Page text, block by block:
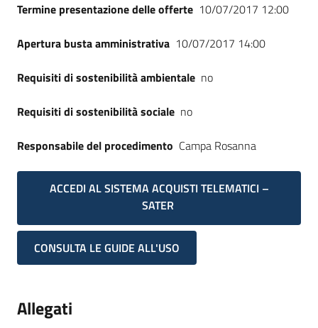
Termine presentazione delle offerte 10/07/2017 12:00
Apertura busta amministrativa 10/07/2017 14:00
Requisiti di sostenibilità ambientale no
Requisiti di sostenibilità sociale no
Responsabile del procedimento Campa Rosanna
ACCEDI AL SISTEMA ACQUISTI TELEMATICI –
SATER
CONSULTA LE GUIDE ALL'USO
Allegati